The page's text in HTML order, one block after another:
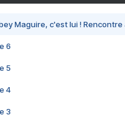
Maguire, c'est lui !
6
5
4
3